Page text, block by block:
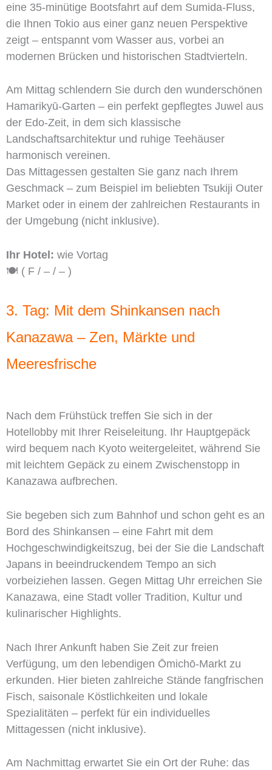
eine 35-minütige Bootsfahrt auf dem Sumida-Fluss,
die Ihnen Tokio aus einer ganz neuen Perspektive
zeigt – entspannt vom Wasser aus, vorbei an
modernen Brücken und historischen Stadtvierteln.
Am Mittag schlendern Sie durch den wunderschönen
Hamarikyū-Garten – ein perfekt gepflegtes Juwel aus
der Edo-Zeit, in dem sich klassische
Landschaftsarchitektur und ruhige Teehäuser
harmonisch vereinen.
Das Mittagessen gestalten Sie ganz nach Ihrem
Geschmack – zum Beispiel im beliebten Tsukiji Outer
Market oder in einem der zahlreichen Restaurants in
der Umgebung (nicht inklusive).
Ihr Hotel: wie Vortag
🍽️ ( F / – / – )
3. Tag: Mit dem Shinkansen nach
Kanazawa – Zen, Märkte und
Meeresfrische
Nach dem Frühstück treffen Sie sich in der
Hotellobby mit Ihrer Reiseleitung. Ihr Hauptgepäck
wird bequem nach Kyoto weitergeleitet, während Sie
mit leichtem Gepäck zu einem Zwischenstopp in
Kanazawa aufbrechen.
Sie begeben sich zum Bahnhof und schon geht es an
Bord des Shinkansen – eine Fahrt mit dem
Hochgeschwindigkeitszug, bei der Sie die Landschaft
Japans in beeindruckendem Tempo an sich
vorbeiziehen lassen. Gegen Mittag Uhr erreichen Sie
Kanazawa, eine Stadt voller Tradition, Kultur und
kulinarischer Highlights.
Nach Ihrer Ankunft haben Sie Zeit zur freien
Verfügung, um den lebendigen Ōmichō-Markt zu
erkunden. Hier bieten zahlreiche Stände fangfrischen
Fisch, saisonale Köstlichkeiten und lokale
Spezialitäten – perfekt für ein individuelles
Mittagessen (nicht inklusive).
Am Nachmittag erwartet Sie ein Ort der Ruhe: das